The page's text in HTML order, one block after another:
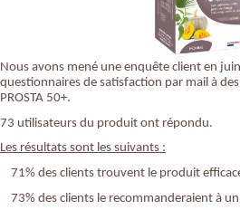
Nous avons mené une enquête client en
questionnaires de satisfaction par mail à
PROSTA 50+.
73 utilisateurs du produit ont répondu.
Les résultats sont les suivants :
71% des clients trouvent le produit
73% des clients le recommanderaient à